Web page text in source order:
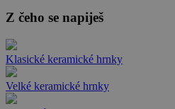
Z čeho se napiješ
Klasické keramické hrnky
Velké keramické hrnky